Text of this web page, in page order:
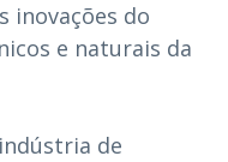
inovações do
e naturais da
de